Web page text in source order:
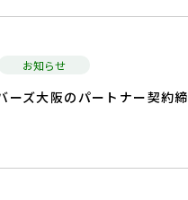
お知らせ
ーズ大阪のパートナー契約締